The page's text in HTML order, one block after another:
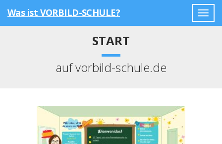
Was ist VORBILD-SCHULE?
START
auf vorbild-schule.de